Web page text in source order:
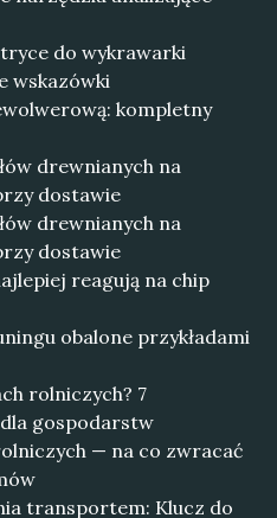
do wykrawarki
wskazówki
kompletny
drewnianych na
dostawie
drewnianych na
dostawie
reagują na chip
obalone przykładami
rolniczych? 7
gospodarstw
— na co zwracać
transportem: Klucz do